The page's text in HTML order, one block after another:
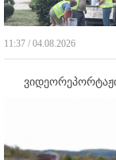
11:37 / 04.08.2026